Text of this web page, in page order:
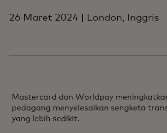
26 Maret 2024 | London, Inggris
Mastercard dan Worldpay
pedagang menyelesaikan sengketa
yang lebih sedikit.